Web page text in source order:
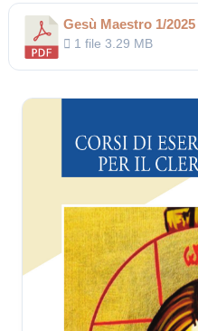
Gesù Maestro 1/2025
1 file3.29 MB